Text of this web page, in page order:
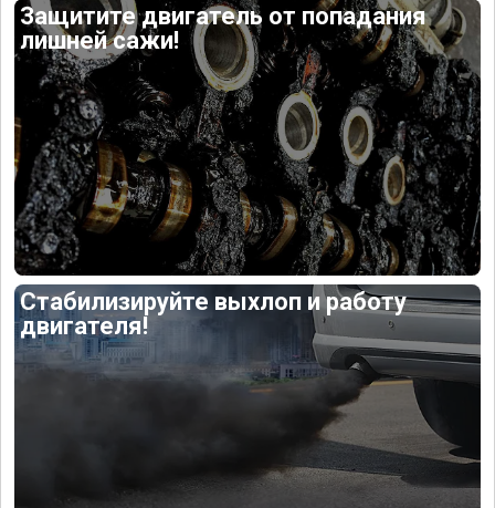
Защитите двигатель от попадания
лишней сажи!
Стабилизируйте выхлоп и работу
двигателя!